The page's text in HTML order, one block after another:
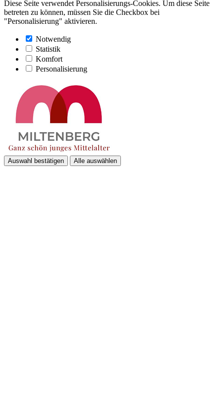
Diese Seite verwendet Personalisierungs-Cookies. Um diese Seite
betreten zu können, müssen Sie die Checkbox bei
"Personalisierung" aktivieren.
Notwendig
Statistik
Komfort
Personalisierung
Auswahl bestätigen Alle auswählen